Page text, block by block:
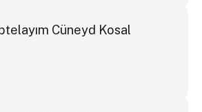
Cüneyd Kosal